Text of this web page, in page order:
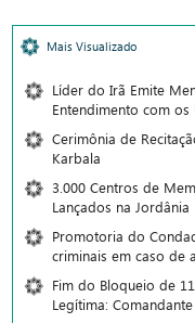
Mais Visualizado
Líder do Irã Emite
Entendimento com os
Cerimônia de
Karbala
3.000 Centros de
Lançados na Jordânia
Promotoria do
criminais em caso de
Fim do Bloqueio de
Legítima: